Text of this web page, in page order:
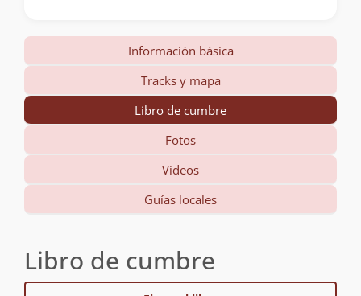
Información básica
Tracks y mapa
Libro de cumbre
Fotos
Videos
Guías locales
Libro de cumbre